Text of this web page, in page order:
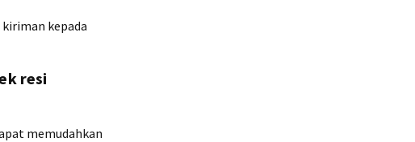
kepada
resi
memudahkan